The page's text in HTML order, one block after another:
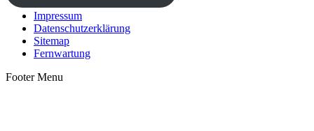
Impressum
Datenschutzerklärung
Sitemap
Fernwartung
Footer Menu